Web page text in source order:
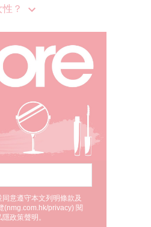
？
意遵守本文列明條款及
(nmg.com.hk/privacy) 閱
政策聲明。